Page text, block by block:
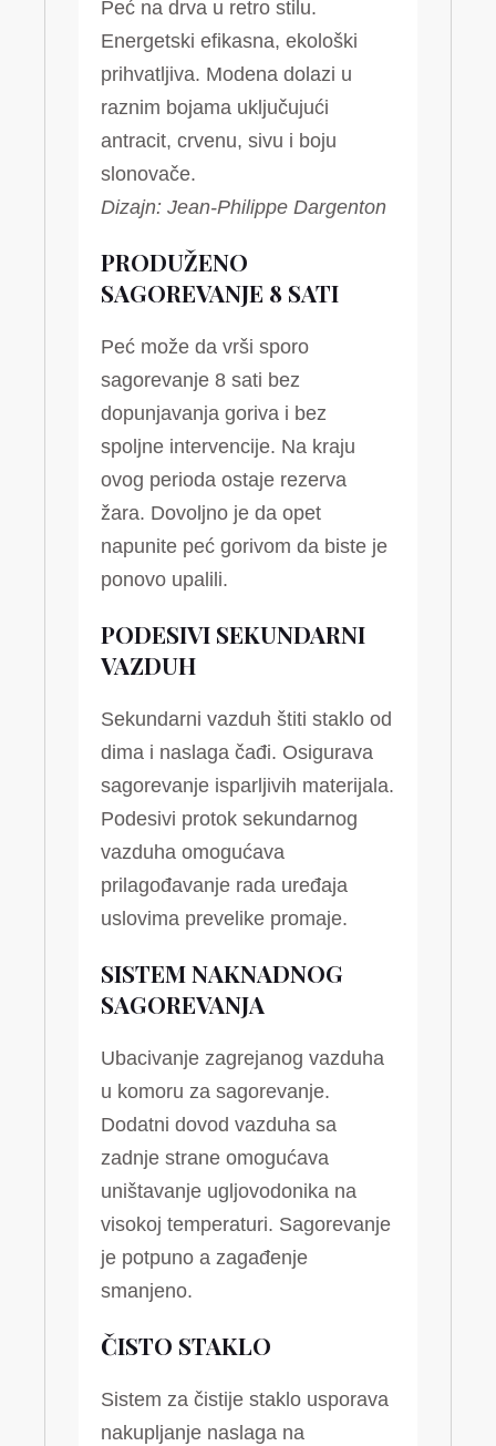
Peć na drva u retro stilu.
Energetski efikasna, ekološki
prihvatljiva. Modena dolazi u
raznim bojama uključujući
antracit, crvenu, sivu i boju
slonovače.
Dizajn: Jean-Philippe Dargenton
PRODUŽENO
SAGOREVANJE 8 SATI
Peć može da vrši sporo
sagorevanje 8 sati bez
dopunjavanja goriva i bez
spoljne intervencije. Na kraju
ovog perioda ostaje rezerva
žara. Dovoljno je da opet
napunite peć gorivom da biste je
ponovo upalili.
PODESIVI SEKUNDARNI
VAZDUH
Sekundarni vazduh štiti staklo od
dima i naslaga čađi. Osigurava
sagorevanje isparljivih materijala.
Podesivi protok sekundarnog
vazduha omogućava
prilagođavanje rada uređaja
uslovima prevelike promaje.
SISTEM NAKNADNOG
SAGOREVANJA
Ubacivanje zagrejanog vazduha
u komoru za sagorevanje.
Dodatni dovod vazduha sa
zadnje strane omogućava
uništavanje ugljovodonika na
visokoj temperaturi. Sagorevanje
je potpuno a zagađenje
smanjeno.
ČISTO STAKLO
Sistem za čistije staklo usporava
nakupljanje naslaga na